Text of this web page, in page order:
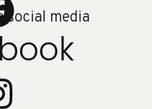
social media